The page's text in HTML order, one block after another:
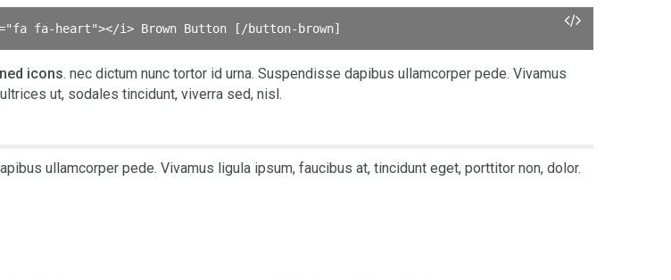
fa-heart"></i> Brown Button [ /button-brown]
icons. nec dictum nunc tortor id urna. Suspendisse dapibus ullamcorper pede. Vivamus
ut, sodales tincidunt, viverra sed, nisl.
ullamcorper pede. Vivamus ligula ipsum, faucibus at, tincidunt eget, porttitor non, dolor.